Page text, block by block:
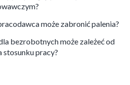
może zabronić palenia?
bezrobotnych może zależeć od
pracy?